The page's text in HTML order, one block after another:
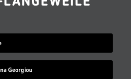
Georgiou